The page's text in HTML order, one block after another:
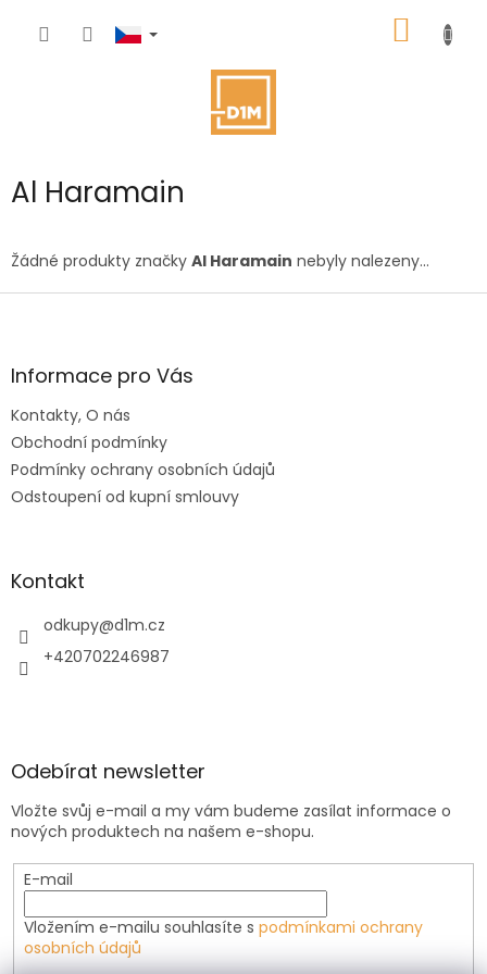
KOŠÍK
Al Haramain
Žádné produkty značky Al Haramain nebyly nalezeny...
Z
aInformace pro Vás
Kontakty, O nás
Obchodní podmínky
Podmínky ochrany osobních údajů
Odstoupení od kupní smlouvy
Kontakt
odkupy@d1m.cz
+420702246987
Odebírat newsletter
Vložte svůj e-mail a my vám budeme zasílat informace o
nových produktech na našem e-shopu.
E-mail
Vložením e-mailu souhlasíte s podmínkami ochrany
osobních údajů